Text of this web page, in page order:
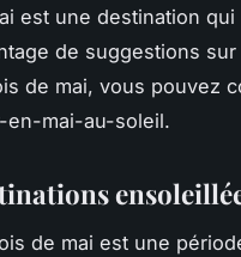
est une destination
de suggestions
de mai, vous pouvez
en-mai-au-soleil.
de mai est une